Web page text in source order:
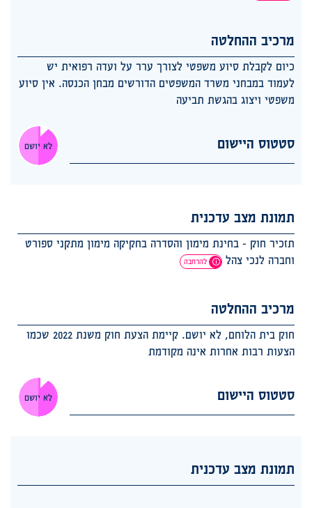
מרכיב ההחלטה
כיום לקבלת סיוע משפטי לצורך ערר על ועדה רפואית יש
לעמוד במבחני משרד המשפטים הדורשים מבחן הכנסה. אין סיוע
משפטי ויצוג בהגשת תביעה
סטטוס היישום לא יושם
תמונת מצב עדכנית
תזכיר חוק - בחינת מימון והסדרה בחקיקה מימון מתקני ספורט
וחברה לנכי צהל
להרחבה
מרכיב ההחלטה
חוק בית הלוחם, לא יושם. קיימת הצעת חוק משנת 2022 שכמו
הצעות רבות אחרות אינה מקודמת
סטטוס היישום לא יושם
תמונת מצב עדכנית